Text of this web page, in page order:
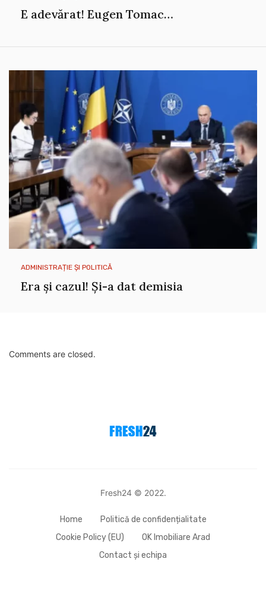
E adevărat! Eugen Tomac…
ADMINISTRAȚIE ȘI POLITICĂ
Era și cazul! Și-a dat demisia
Comments are closed.
Fresh24 © 2022.
Home
Politică de confidențialitate
Cookie Policy (EU)
OK Imobiliare Arad
Contact și echipa